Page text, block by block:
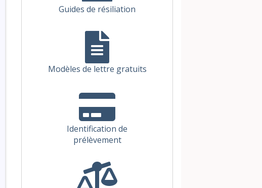
Guides de résiliation
Modèles de lettre gratuits
Identification de
prélèvement